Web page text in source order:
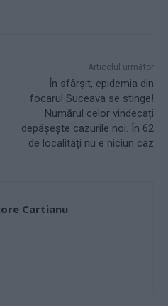
Articolul următor
În sfârșit, epidemia din
focarul Suceava se stinge!
Numărul celor vindecați
depășește cazurile noi. În 62
de localități nu e niciun caz
Cartianu